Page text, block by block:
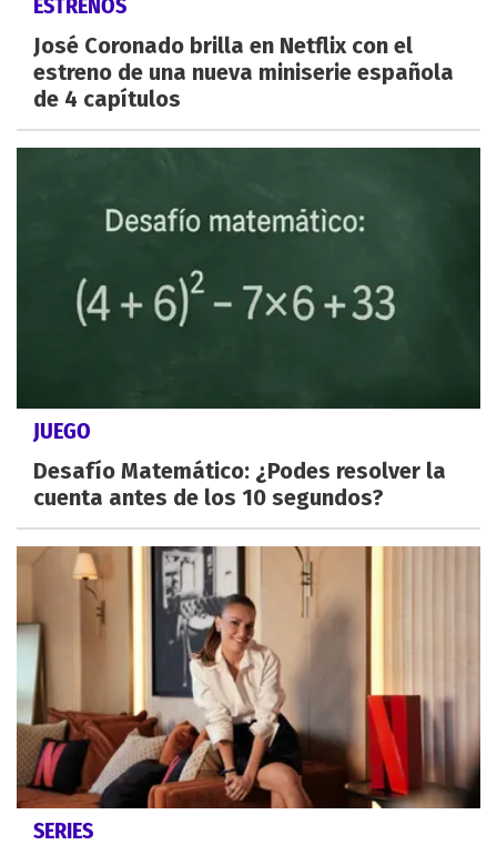
ESTRENOS
José Coronado brilla en Netflix con el
estreno de una nueva miniserie española
de 4 capítulos
JUEGO
Desafío Matemático: ¿Podes resolver la
cuenta antes de los 10 segundos?
SERIES